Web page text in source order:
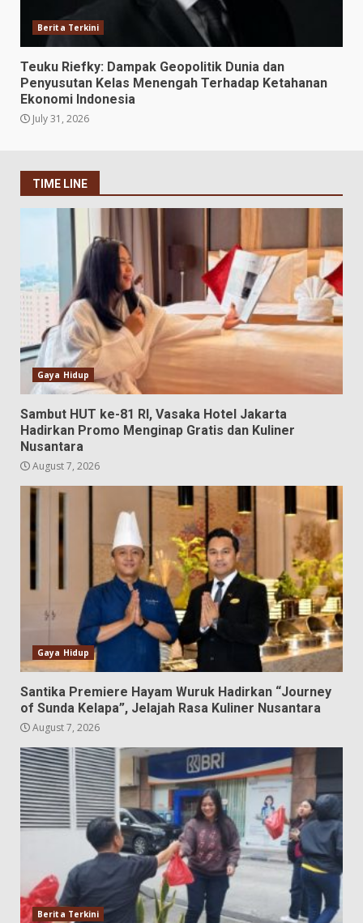
Berita Terkini
Teuku Riefky: Dampak Geopolitik Dunia dan
Penyusutan Kelas Menengah Terhadap Ketahanan
Ekonomi Indonesia
July 31, 2026
TIME LINE
Gaya Hidup
Sambut HUT ke-81 RI, Vasaka Hotel Jakarta
Hadirkan Promo Menginap Gratis dan Kuliner
Nusantara
August 7, 2026
Gaya Hidup
Santika Premiere Hayam Wuruk Hadirkan “Journey
of Sunda Kelapa”, Jelajah Rasa Kuliner Nusantara
August 7, 2026
Berita Terkini